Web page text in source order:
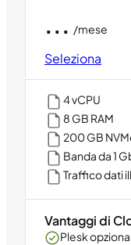
... /mese
Seleziona
4 vCPU
8 GB RAM
200 GB
Banda da 1
Traffico dati
Vantaggi di
Plesk